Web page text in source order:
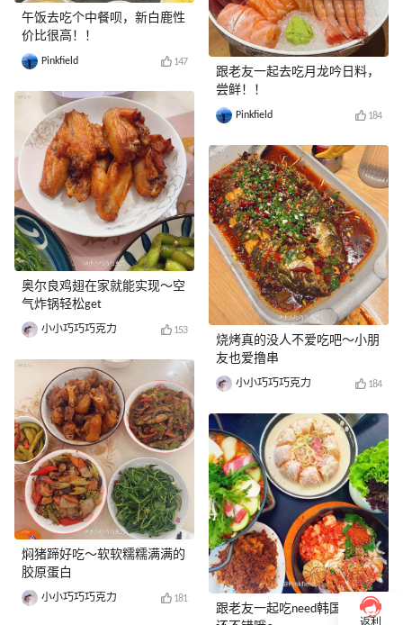
午饭去吃个中餐呗，新白鹿性
价比很高！！
Pinkfield 147
奥尔良鸡翅在家就能实现～空
气炸锅轻松get
小小巧巧巧克力 153
焖猪蹄好吃～软软糯糯满满的
胶原蛋白
小小巧巧巧克力 181
跟老友一起去吃月龙吟日料，
尝鲜！！
Pinkfield 184
烧烤真的没人不爱吃吧～小朋
友也爱撸串
小小巧巧巧克力 184
跟老友一起吃need韩国料理，